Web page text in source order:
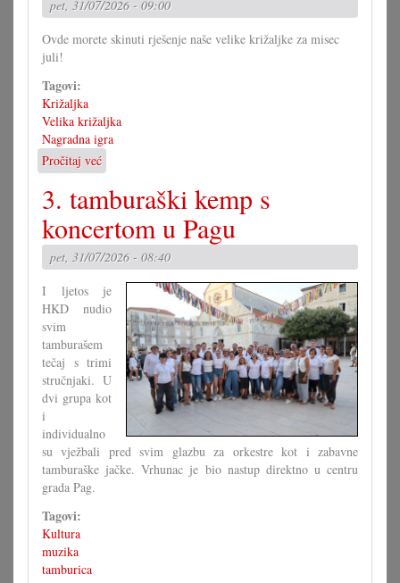
pet, 31/07/2026 - 09:00
Ovde morete skinuti rješenje naše velike križaljke za misec
juli!
Tagovi:
Križaljka
Velika križaljka
Nagradna igra
Pročitaj već
Rješenje
velike
križaljke
za
misec
juli
3. tamburaški kemp s
koncertom u Pagu
pet, 31/07/2026 - 08:40
I ljetos je
HKD nudio
svim
tamburašem
tečaj s trimi
stručnjaki. U
dvi grupa kot
i
individualno
su vježbali pred svim glazbu za orkestre kot i zabavne
tamburaške jačke. Vrhunac je bio nastup direktno u centru
grada Pag.
Tagovi:
Kultura
muzika
tamburica